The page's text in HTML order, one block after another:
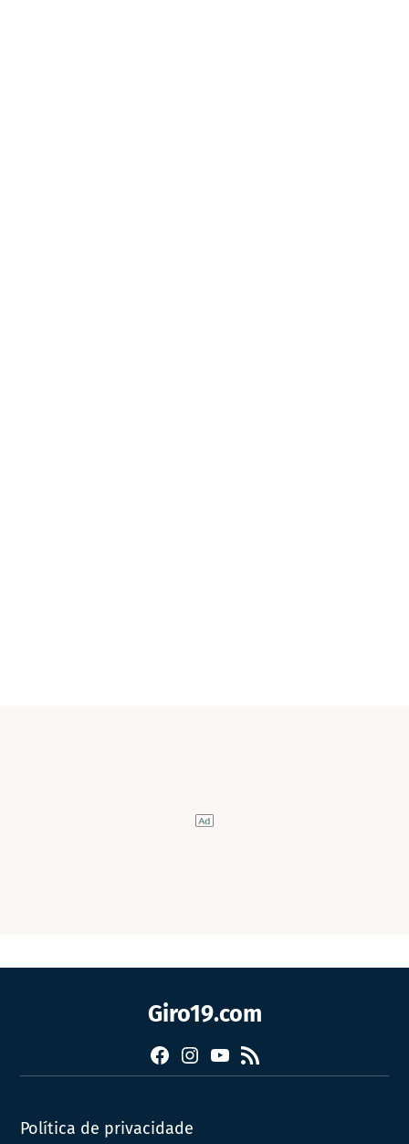
Giro19.com
FacebookInstagram
YouTube
RSS
Política de privacidade